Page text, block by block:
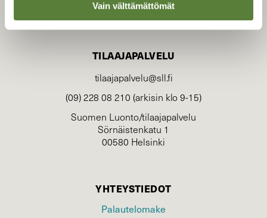
Vain välttämättömät
TILAAJAPALVELU
tilaajapalvelu@sll.fi
(09) 228 08 210 (arkisin klo 9-15)
Suomen Luonto/tilaajapalvelu
Sörnäistenkatu 1
00580 Helsinki
YHTEYSTIEDOT
Palautelomake